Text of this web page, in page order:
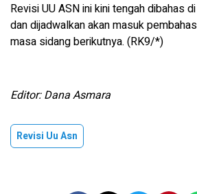
Revisi UU ASN ini kini tengah dibahas
dan dijadwalkan akan masuk
masa sidang berikutnya. (RK9/*)
Editor: Dana Asmara
Revisi Uu Asn